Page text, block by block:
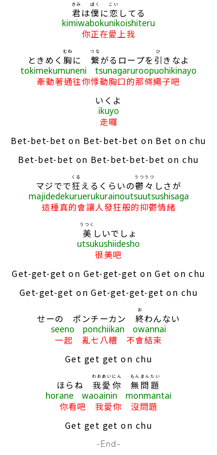
君
きみ
は僕
ぼく
に恋
こい
してる
kimiwabokunikoishiteru
你正在愛上我
ときめく 胸
むね
に 繋
つな
がるロープを 引
ひ
きなよ
tokimekumuneni tsunagaruroopuohikinayo
牽動著通往你悸動胸口的那條繩子吧
いくよ
ikuyo
走囉
Bet-bet-bet on Bet-bet-bet on Bet on chu
Bet-bet-bet on Bet-bet-bet-bet on chu
マジでで狂
くる
えるくらいの鬱々
うつうつ
しさが
majidedekuruerukurainoutsuutsushisaga
這種真的會讓人發狂般的抑鬱情緒
美
うつく
しいでしょ
utsukushiidesho
很美吧
Get-get-get on Get-get-get on Get on chu
Get-get-get on Get-get-get-get on chu
せーの ポンチーカン 終
お
わんない
seeno ponchiikan owannai
一起 亂七八糟 不會結束
Get get get on chu
ほらね 我愛你
わおあいにん
無問題
もんまんたい
horane waoainin monmantai
你看吧 我愛你 沒問題
Get get get on chu
-End-